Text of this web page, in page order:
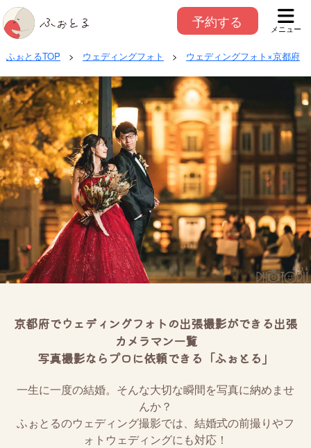
予約する メニュー
ふぉとるTOP > ウェディングフォト > ウェディングフォト×京都府
京都府でウェディングフォトの出張撮影ができる出張
カメラマン一覧
写真撮影ならプロに依頼できる「ふぉとる」
一生に一度の結婚。そんな大切な瞬間を写真に納めませ
んか？
ふぉとるのウェディング撮影では、結婚式の前撮りやフ
ォトウェディングにも対応！